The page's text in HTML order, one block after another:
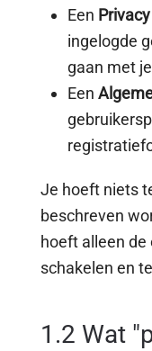
Een
ingelogde
gaan met
Een
Je hoeft niets
beschreven
hoeft alleen de
schakelen en
1.2 Wat